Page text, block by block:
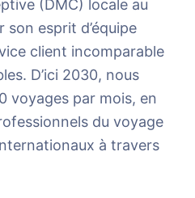
(DMC) locale au
esprit d’équipe
client incomparable
D’ici 2030, nous
voyages par mois, en
du voyage
à travers